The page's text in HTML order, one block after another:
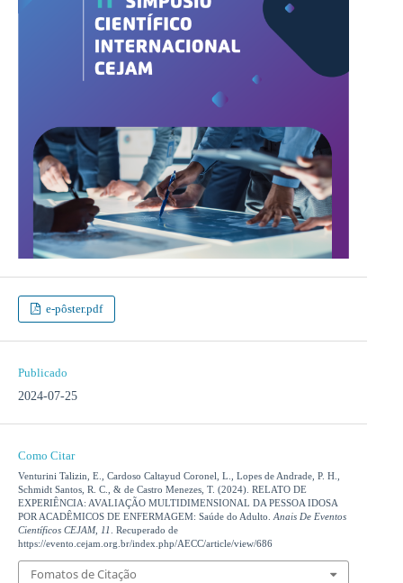
e-pôster.pdf
Publicado
2024-07-25
Como Citar
Venturini Talizin, E., Cardoso Caltayud Coronel, L., Lopes de Andrade, P. H.,
Schmidt Santos, R. C., & de Castro Menezes, T. (2024). RELATO DE
EXPERIÊNCIA: AVALIAÇÃO MULTIDIMENSIONAL DA PESSOA IDOSA
POR ACADÊMICOS DE ENFERMAGEM: Saúde do Adulto.Anais De Eventos
Científicos CEJAM, 11. Recuperado de
https://evento.cejam.org.br/index.php/AECC/article/view/686
Fomatos de Citação